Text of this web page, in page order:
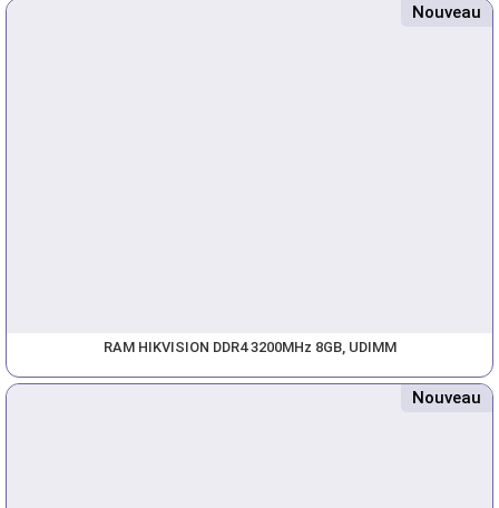
Nouveau
RAM HIKVISION DDR4 3200MHz 8GB, UDIMM
Nouveau